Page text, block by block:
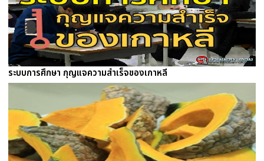
ระบบการศึกษา กุญแจความสำเร็จของเกาหลี